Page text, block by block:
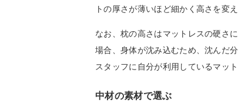
トの厚さが薄いほど細かく高さを変え
なお、枕の高さはマットレスの硬さ
場合、身体が沈み込むため、沈んだ
スタッフに自分が利用しているマッ
中材の素材で選ぶ